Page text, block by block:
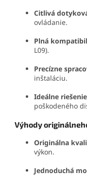
Citlivá
ovládanie.
Plná
L09).
Precízne
inštaláciu.
Ideálne riešenie
poškodeného
Výhody
Originálna
výkon.
Jednoduchá